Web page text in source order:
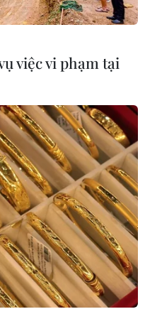
việc vi phạm tại